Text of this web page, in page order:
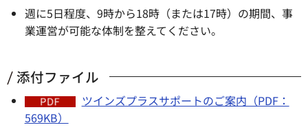
週に5日程度、9時から18時（または17時）の期間、事
業運営が可能な体制を整えてください。
添付ファイル
ツインズプラスサポートのご案内（PDF：
569KB）